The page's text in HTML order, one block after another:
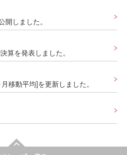
しました。
算を発表しました。
移動平均]を更新しました。